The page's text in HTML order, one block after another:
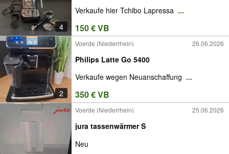
4
Verkaufe hier Tchibo Lapressa ...
150 € VB
2
Voerde (Niederrhein) 26.06.2026
Philips Latte Go 5400
Verkaufe wegen Neuanschaffung ...
350 € VB
Voerde (Niederrhein) 25.06.2026
jura tassenwärmer S
Neu